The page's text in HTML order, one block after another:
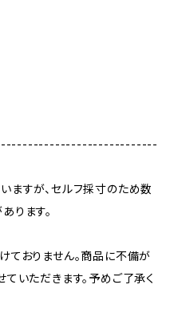
ますが、セルフ採寸のため数
ります。
ておりません。商品に不備が
いただきます。予めご了承く